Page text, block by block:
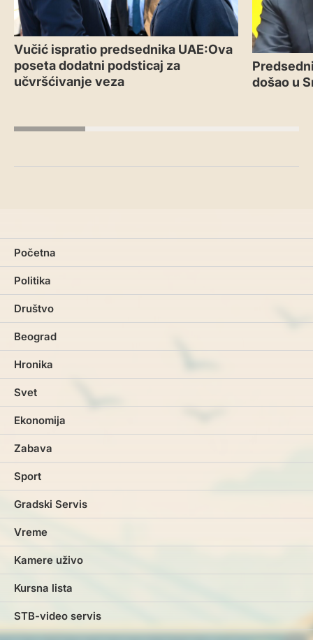
Vučić ispratio predsednika UAE:Ova
poseta dodatni podsticaj za
učvršćivanje veza
došao u
Početna
Politika
Društvo
Beograd
Hronika
Svet
Ekonomija
Zabava
Sport
Gradski Servis
Vreme
Kamere uživo
Kursna lista
STB-video servis